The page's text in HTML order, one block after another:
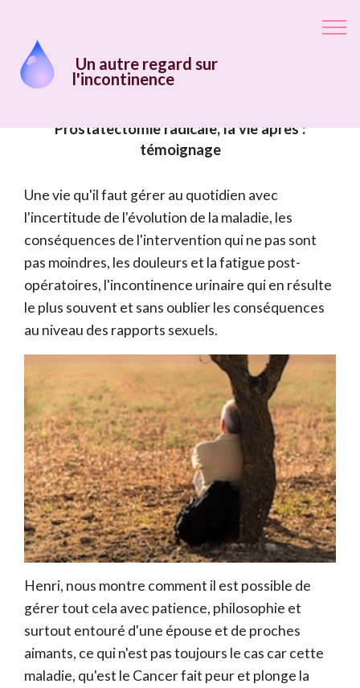
Un autre regard sur
l'incontinence
Prostatectomie radicale, la vie après :
témoignage
Une vie qu'il faut gérer au quotidien avec
l'incertitude de l'évolution de la maladie, les
conséquences de l'intervention qui ne pas sont
pas moindres, les douleurs et la fatigue post-
opératoires, l'incontinence urinaire qui en résulte
le plus souvent et sans oublier les conséquences
au niveau des rapports sexuels.
Henri, nous montre comment il est possible de
gérer tout cela avec patience, philosophie et
surtout entouré d'une épouse et de proches
aimants, ce qui n'est pas toujours le cas car cette
maladie, qu'est le Cancer fait peur et plonge la